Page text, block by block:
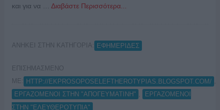
και για να … Διαβάστε Περισσότερα...
ΑΝΗΚΕΙ ΣΤΗΝ ΚΑΤΗΓΟΡΙΑ: ΕΦΗΜΕΡΙΔΕΣ
ΕΠΙΣΗΜΑΣΜΕΝΟ
ΜΕ:
HTTP://EKPROSOPOSELEFTHEROTYPIAS.BLOGSPOT.COM/
ΕΡΓΑΖΟΜΕΝΟΙ ΣΤΗΝ "ΑΠΟΓΕΥΜΑΤΙΝΗ"
ΕΡΓΑΖΟΜΕΝΟΙ
ΣΤΗΝ "ΕΛΕΥΘΕΡΟΤΥΠΙΑ"